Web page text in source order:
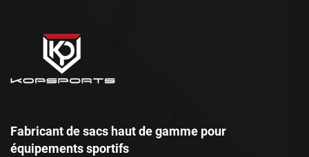
Fabricant de sacs haut de gamme pour
équipements sportifs